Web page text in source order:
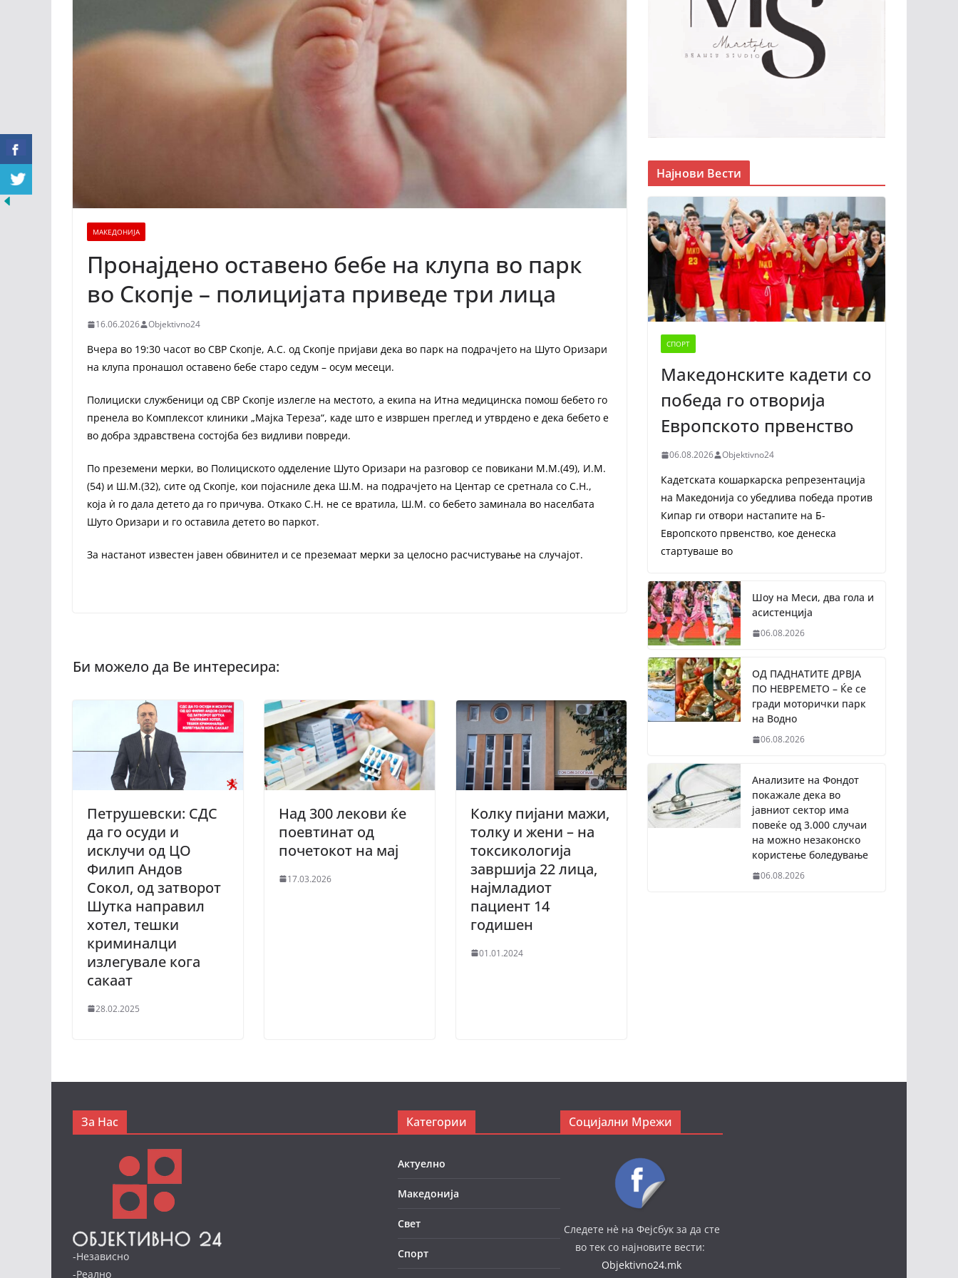
МАКЕДОНИЈА
Пронајдено оставено бебе на клупа во парк
во Скопје – полицијата приведе три лица
16.06.2026 Objektivno24
Вчера во 19:30 часот во СВР Скопје, А.С. од Скопје пријави дека во парк на подрачјето на Шуто Оризари
на клупа пронашол оставено бебе старо седум – осум месеци.
Полициски службеници од СВР Скопје излегле на местото, а екипа на Итна медицинска помош бебето го
пренела во Комплексот клиники „Мајка Тереза“, каде што е извршен преглед и утврдено е дека бебето е
во добра здравствена состојба без видливи повреди.
По преземени мерки, во Полициското одделение Шуто Оризари на разговор се повикани М.М.(49), И.М.
(54) и Ш.М.(32), сите од Скопје, кои појасниле дека Ш.М. на подрачјето на Центар се сретнала со С.Н.,
која ѝ го дала детето да го причува. Откако С.Н. не се вратила, Ш.М. со бебето заминала во населбата
Шуто Оризари и го оставила детето во паркот.
За настанот известен јавен обвинител и се преземаат мерки за целосно расчистување на случајот.
Петрушевски: СДС
да го осуди и
исклучи од ЦО
Филип Андов
Сокол, од затворот
Шутка направил
хотел, тешки
криминалци
излегувале кога
сакаат
28.02.2025
Над 300 лекови ќе
поевтинат од
почетокот на мај
17.03.2026
Колку пијани мажи,
толку и жени – на
токсикологија
завршија 22 лица,
најмладиот
пациент 14
годишен
01.01.2024
Најнови Вести
СПОРТ
Македонските кадети со
победа го отворија
Европското првенство
06.08.2026 Objektivno24
Кадетската кошаркарска репрезентација
на Македонија со убедлива победа против
Кипар ги отвори настапите на Б-
Европското првенство, кое денеска
стартуваше во
Шоу на Меси, два гола и
асистенција
06.08.2026
ОД ПАДНАТИТЕ ДРВЈА
ПО НЕВРЕМЕТО – Ќе се
гради моторички парк
на Водно
06.08.2026
Анализите на Фондот
покажале дека во
јавниот сектор има
повеќе од 3.000 случаи
на можно незаконско
користење боледување
06.08.2026
За Нас
-Независно
-Реално
Категории
Актуелно
Македонија
Свет
Спорт
Социјални Мрежи
Следете нè на Фејсбук за да сте
во тек со најновите вести:
Objektivno24.mk